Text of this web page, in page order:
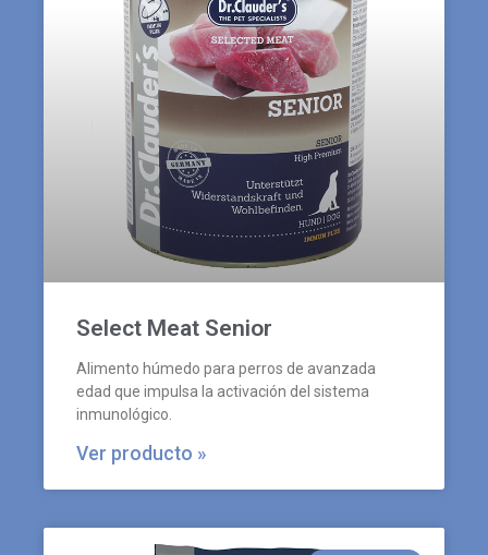
Select Meat Senior
Alimento húmedo para perros de avanzada
edad que impulsa la activación del sistema
inmunológico.
Ver producto »